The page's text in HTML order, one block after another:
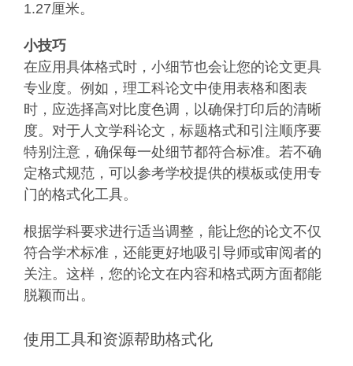
1.27厘米。
小技巧
在应用具体格式时，小细节也会让您的论文更具
专业度。例如，理工科论文中使用表格和图表
时，应选择高对比度色调，以确保打印后的清晰
度。对于人文学科论文，标题格式和引注顺序要
特别注意，确保每一处细节都符合标准。若不确
定格式规范，可以参考学校提供的模板或使用专
门的格式化工具。
根据学科要求进行适当调整，能让您的论文不仅
符合学术标准，还能更好地吸引导师或审阅者的
关注。这样，您的论文在内容和格式两方面都能
脱颖而出。
使用工具和资源帮助格式化